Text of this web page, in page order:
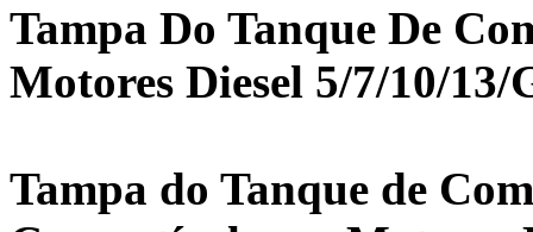
Tampa Do Tanque De
Motores Diesel 5/7/10/13/
Tampa do Tanque de